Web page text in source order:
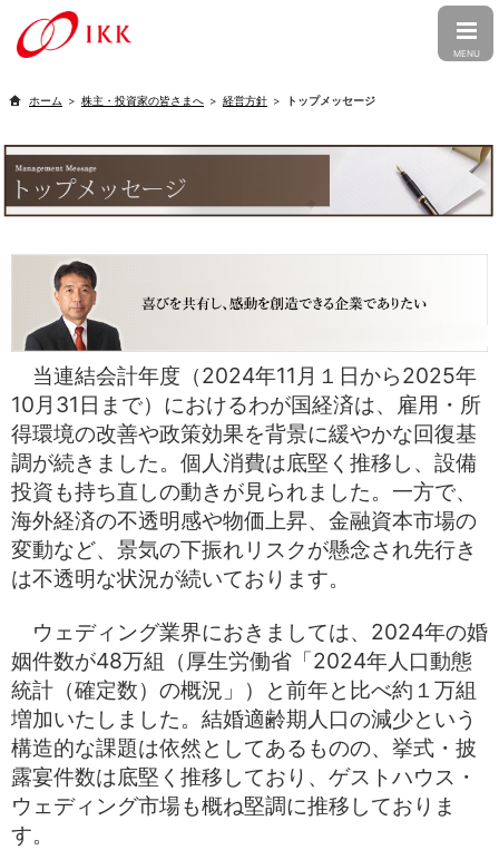
CLOSE
MENU
株主・投資家の皆さまへ 経営方針 トップメッセージ
当連結会計年度（2024年11月１日から2025年
10月31日まで）におけるわが国経済は、雇用・所
得環境の改善や政策効果を背景に緩やかな回復基
調が続きました。個人消費は底堅く推移し、設備
投資も持ち直しの動きが見られました。一方で、
海外経済の不透明感や物価上昇、金融資本市場の
変動など、景気の下振れリスクが懸念され先行き
は不透明な状況が続いております。
ウェディング業界におきましては、2024年の婚
姻件数が48万組（厚生労働省「2024年人口動態
統計（確定数）の概況」）と前年と比べ約１万組
増加いたしました。結婚適齢期人口の減少という
構造的な課題は依然としてあるものの、挙式・披
露宴件数は底堅く推移しており、ゲストハウス・
ウェディング市場も概ね堅調に推移しておりま
す。
トップ
企業情報
トップメッセージ
行動憲章
沿革
ニュースリリース メディア
アクセス 出店候補地募集
事業紹介
婚礼事業 介護事業
食品事業 フォト事業
トップメッセージ 経営方針
IRニュース ファン株主の皆さまへ
アイ・ケイ・ケイについて 財務・業績
IR資料室 株式情報
電子公告 IRカレンダー
IRよくあるご質問 IRサイトの使い方
アイ・ケイ・ケイ株式会社 PT.IKK INDONESIA
アイケア株式会社 株式会社明徳庵
Ambihone株式会社
採用情報
新卒採用 キャリア採用
アルバイト採用
ESG・SDGs
個人情報保護方針
カスタマーハラスメントに対する基
本方針
サイトマップ お問い合わせ
English